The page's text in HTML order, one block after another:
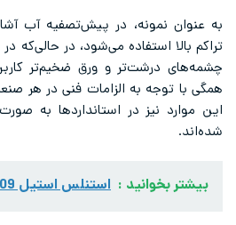
به عنوان نمونه، در پیش‌تصفیه آب
تراکم بالا استفاده می‌شود، در
چشمه‌های درشت‌تر و ورق ضخیم‌تر
همگی با توجه به الزامات فنی در هر
این موارد نیز در استانداردها به
شده‌اند.
بیشتر بخوانید : استنلس استیل 409